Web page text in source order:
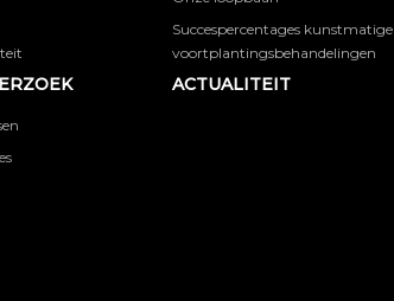
Succespercentages kunstmatige
voortplantingsbehandelingen
ACTUALITEIT